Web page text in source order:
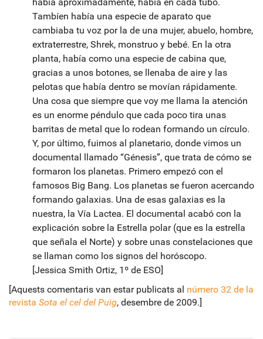
Tambíen había una especie de aparato que
cambiaba tu voz por la de una mujer, abuelo, hombre,
extraterrestre, Shrek, monstruo y bebé. En la otra
planta, había como una especie de cabina que,
gracias a unos botones, se llenaba de aire y las
pelotas que había dentro se movían rápidamente.
Una cosa que siempre que voy me llama la atención
es un enorme péndulo que cada poco tira unas
barritas de metal que lo rodean formando un círculo.
Y, por último, fuimos al planetario, donde vimos un
documental llamado “Génesis”, que trata de cómo se
formaron los planetas. Primero empezó con el
famosos Big Bang. Los planetas se fueron acercando
formando galaxias. Una de esas galaxias es la
nuestra, la Vía Lactea. El documental acabó con la
explicación sobre la Estrella polar (que es la estrella
que señala el Norte) y sobre unas constelaciones que
se llaman como los signos del horóscopo.
[Jessica Smith Ortiz, 1º de ESO]
[Aquests comentaris van estar publicats al número 32 de la
revista Sota el cel del Puig, desembre de 2009.]